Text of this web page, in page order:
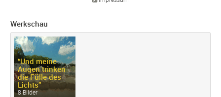
Werkschau
“Und meine
Augen trinken
die Fülle des
Lichts”
8 Bilder